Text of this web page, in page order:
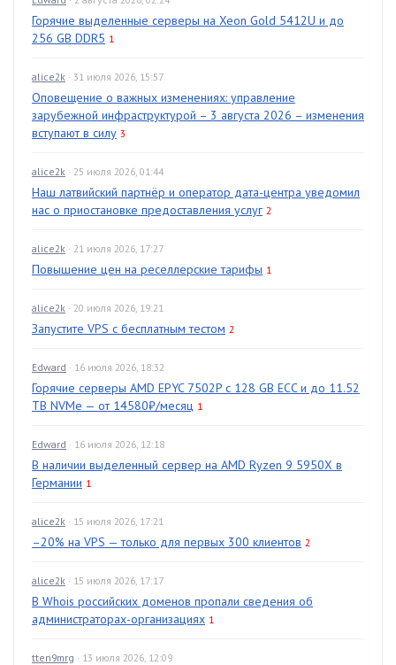
Горячие выделенные серверы на Xeon Gold 5412U и до
256 GB DDR5 1
alice2k · 31 июля 2026, 15:57
Оповещение о важных изменениях: управление
зарубежной инфраструктурой – 3 августа 2026 – изменения
вступают в силу 3
alice2k · 25 июля 2026, 01:44
Наш латвийский партнёр и оператор дата-центра уведомил
нас о приостановке предоставления услуг 2
alice2k · 21 июля 2026, 17:27
Повышение цен на реселлерские тарифы 1
alice2k · 20 июля 2026, 19:21
Запустите VPS с бесплатным тестом 2
Edward · 16 июля 2026, 18:32
Горячие серверы AMD EPYC 7502P с 128 GB ECC и до 11.52
TB NVMe — от 14580₽/месяц 1
Edward · 16 июля 2026, 12:18
В наличии выделенный сервер на AMD Ryzen 9 5950X в
Германии 1
alice2k · 15 июля 2026, 17:21
–20% на VPS — только для первых 300 клиентов 2
alice2k · 15 июля 2026, 17:17
В Whois российских доменов пропали сведения об
администраторах-организациях 1
tten9mrg · 13 июля 2026, 12:09